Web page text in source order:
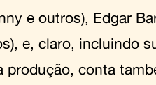
e outros), Edgar
e, claro, incluindo
conta